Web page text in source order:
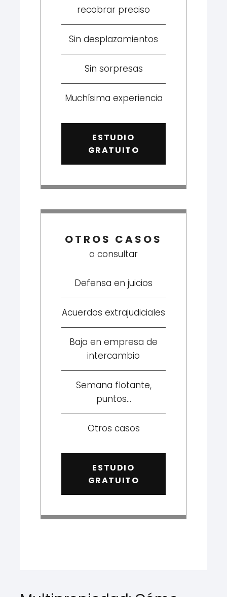
recobrar preciso
Sin desplazamientos
Sin sorpresas
Muchísima experiencia
ESTUDIO
GRATUITO
OTROS CASOS
a consultar
Defensa en juicios
Acuerdos extrajudiciales
Baja en empresa de
intercambio
Semana flotante,
puntos...
Otros casos
ESTUDIO
GRATUITO